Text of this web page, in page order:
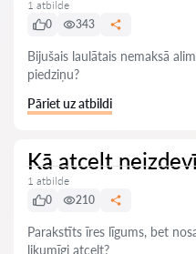
1 atbilde
0
343
Bijušais laulātais nemaksā
piedziņu?
Pāriet uz atbildi
Kā atcelt
1 atbilde
0
210
Parakstīts īres līgums, bet
likumīgi atcelt?